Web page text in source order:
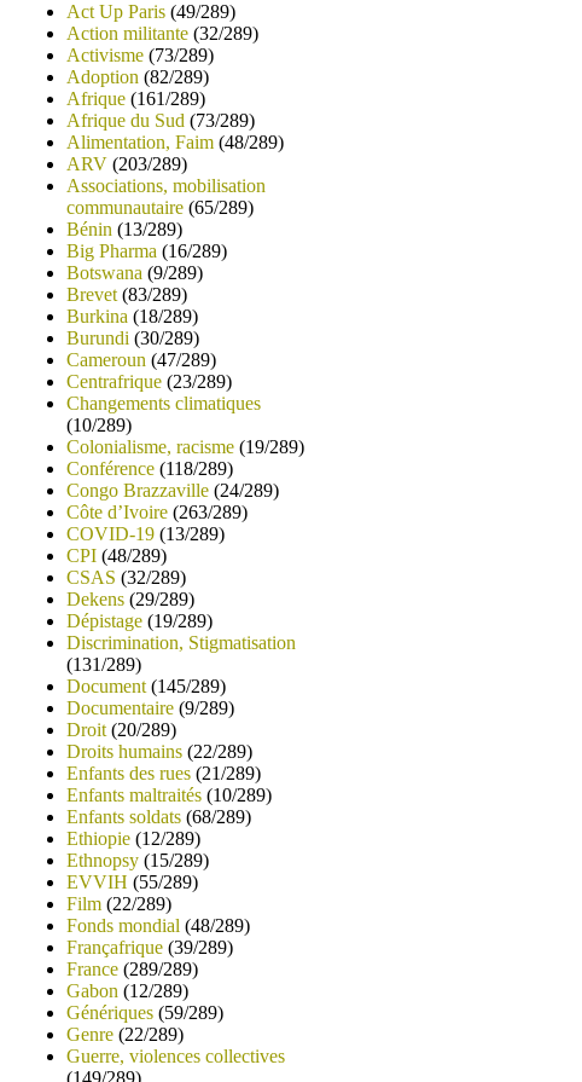
Act Up Paris (49/289)
Action militante (32/289)
Activisme (73/289)
Adoption (82/289)
Afrique (161/289)
Afrique du Sud (73/289)
Alimentation, Faim (48/289)
ARV (203/289)
Associations, mobilisation
communautaire (65/289)
Bénin (13/289)
Big Pharma (16/289)
Botswana (9/289)
Brevet (83/289)
Burkina (18/289)
Burundi (30/289)
Cameroun (47/289)
Centrafrique (23/289)
Changements climatiques
(10/289)
Colonialisme, racisme (19/289)
Conférence (118/289)
Congo Brazzaville (24/289)
Côte d’Ivoire (263/289)
COVID-19 (13/289)
CPI (48/289)
CSAS (32/289)
Dekens (29/289)
Dépistage (19/289)
Discrimination, Stigmatisation
(131/289)
Document (145/289)
Documentaire (9/289)
Droit (20/289)
Droits humains (22/289)
Enfants des rues (21/289)
Enfants maltraités (10/289)
Enfants soldats (68/289)
Ethiopie (12/289)
Ethnopsy (15/289)
EVVIH (55/289)
Film (22/289)
Fonds mondial (48/289)
Françafrique (39/289)
France (289/289)
Gabon (12/289)
Génériques (59/289)
Genre (22/289)
Guerre, violences collectives
(149/289)